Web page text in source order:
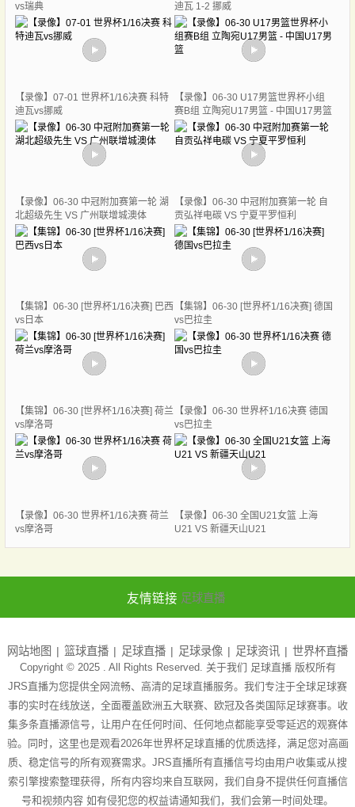
vs瑞典
迪瓦 1-2 挪威
【录像】07-01 世界杯1/16决赛 科特
迪瓦vs挪威
【录像】06-30 U17男篮世界杯小组
赛B组 立陶宛U17男篮 - 中国U17男篮
【录像】06-30 中冠附加赛第一轮 湖
北超级先生 VS 广州联增城澳体
【录像】06-30 中冠附加赛第一轮 自
贡弘祥电碳 VS 宁夏平罗恒利
【集锦】06-30 [世界杯1/16决赛] 巴西
vs日本
【集锦】06-30 [世界杯1/16决赛] 德国
vs巴拉圭
【集锦】06-30 [世界杯1/16决赛] 荷兰
vs摩洛哥
【录像】06-30 世界杯1/16决赛 德国
vs巴拉圭
【录像】06-30 世界杯1/16决赛 荷兰
vs摩洛哥
【录像】06-30 全国U21女篮 上海
U21 VS 新疆天山U21
友情链接 足球直播
网站地图 篮球直播 足球直播 足球录像 足球资讯 世界杯直播
Copyright © 2025 . All Rights Reserved. 关于我们 足球直播版权所有
JRS直播为您提供全网流畅、高清的足球直播服务。我们专注于全球足球赛
事的实时在线放送，全面覆盖欧洲五大联赛、欧冠及各类国际足球赛事。收
集多条直播源信号，让用户在任何时间、任何地点都能享受零延迟的观赛体
验。同时，这里也是观看2026年世界杯足球直播的优质选择，满足您对高画
质、稳定信号的所有观赛需求。JRS直播所有直播信号均由用户收集或从搜
索引擎搜索整理获得，所有内容均来自互联网，我们自身不提供任何直播信
号和视频内容 如有侵犯您的权益请通知我们，我们会第一时间处理。